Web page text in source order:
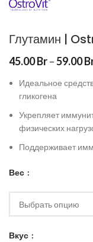
Глутамин |
45.00Br–59.00
Идеальное
гликогена
Укрепляет
физических
Поддерживает
Вес
Вкус